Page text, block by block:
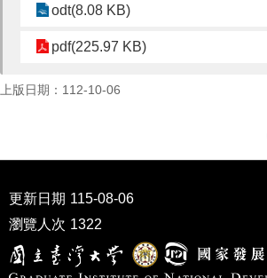
odt(8.08 KB)
pdf(225.97 KB)
上版日期：112-10-06
更新日期 115-08-06
瀏覽人次 1322